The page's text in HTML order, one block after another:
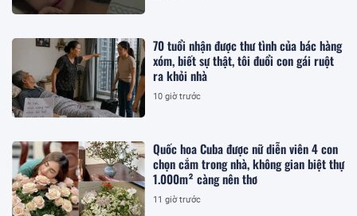
70 tuổi nhận được thư tình của bác hàng
xóm, biết sự thật, tôi đuổi con gái ruột
ra khỏi nhà
10 giờ trước
Quốc hoa Cuba được nữ diễn viên 4 con
chọn cắm trong nhà, không gian biệt thự
1.000m² càng nên thơ
11 giờ trước